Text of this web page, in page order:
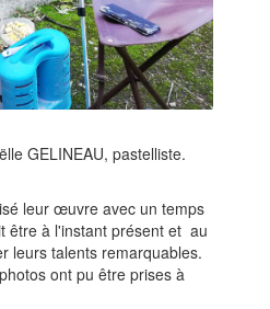
GELINEAU, pastelliste.
leur œuvre avec un temps
être à l'instant présent et au
leurs talents remarquables.
ont pu être prises à